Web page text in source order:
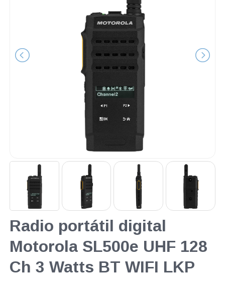
Radio portátil digital
Motorola SL500e UHF 128
Ch 3 Watts BT WIFI LKP